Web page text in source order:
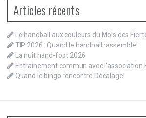
Articles récents
Le handball aux couleurs du Mois des
TIP 2026 : Quand le handball rassemble!
La nuit hand-foot 2026
Entrainement commun avec l’association
Quand le bingo rencontre Décalage!